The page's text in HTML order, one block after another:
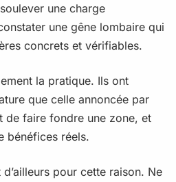
une charge
une gêne lombaire qui
concrets et vérifiables.
la pratique. Ils ont
que celle annoncée par
de faire fondre une zone, et
bénéfices réels.
pour cette raison. Ne